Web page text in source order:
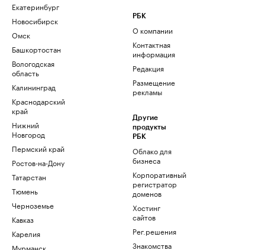
Екатеринбург
Новосибирск
Омск
Башкортостан
Вологодская
область
Калининград
Краснодарский
край
Нижний
Новгород
Пермский край
Ростов-на-Дону
Татарстан
Тюмень
Черноземье
Кавказ
Карелия
Мурманск
РБК
О компании
Контактная
информация
Редакция
Размещение
рекламы
Другие
продукты
РБК
Облако для
бизнеса
Корпоративный
регистратор
доменов
Хостинг
сайтов
Рег.решения
Знакомства